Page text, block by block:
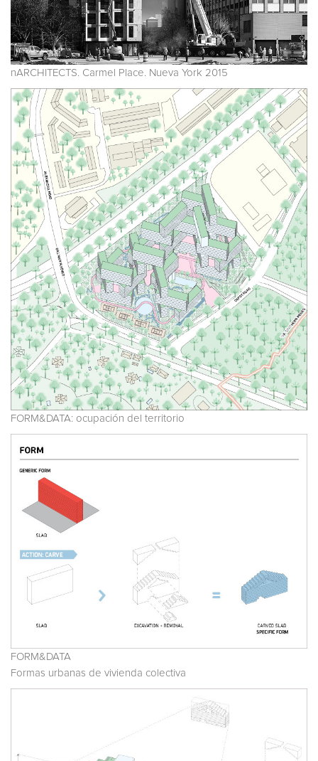
nARCHITECTS. Carmel Place. Nueva York 2015
FORM&DATA: ocupación del territorio
FORM&DATA
Formas urbanas de vivienda colectiva